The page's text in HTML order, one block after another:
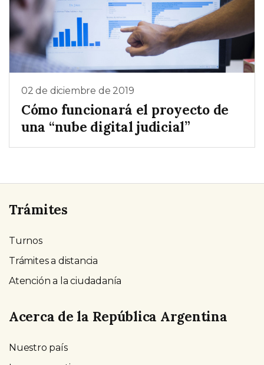
02 de diciembre de 2019
Cómo funcionará el proyecto de
una “nube digital judicial”
Trámites
Turnos
Trámites a distancia
Atención a la ciudadanía
Acerca de la República Argentina
Nuestro país